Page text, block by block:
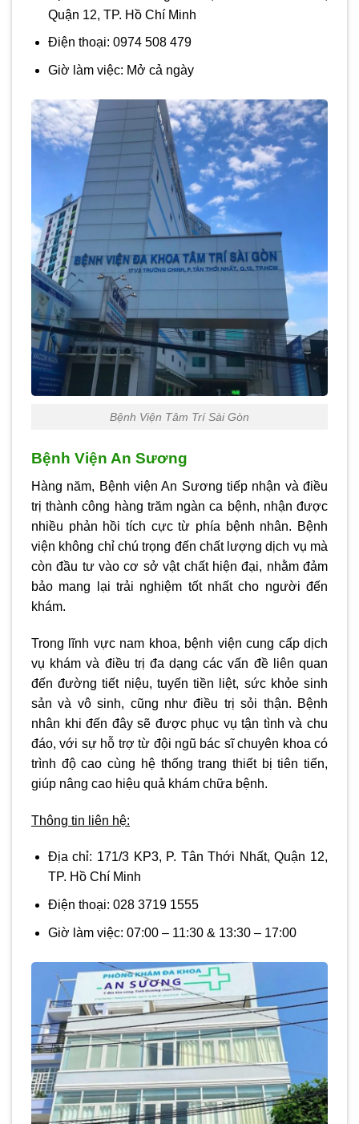
Quận 12, TP. Hồ Chí Minh
Điện thoại: 0974 508 479
Giờ làm việc: Mở cả ngày
Bệnh Viện Tâm Trí Sài Gòn
Bệnh Viện An Sương
Hàng năm, Bệnh viện An Sương tiếp nhận và điều
trị thành công hàng trăm ngàn ca bệnh, nhận được
nhiều phản hồi tích cực từ phía bệnh nhân. Bệnh
viện không chỉ chú trọng đến chất lượng dịch vụ mà
còn đầu tư vào cơ sở vật chất hiện đại, nhằm đảm
bảo mang lại trải nghiệm tốt nhất cho người đến
khám.
Trong lĩnh vực nam khoa, bệnh viện cung cấp dịch
vụ khám và điều trị đa dạng các vấn đề liên quan
đến đường tiết niệu, tuyến tiền liệt, sức khỏe sinh
sản và vô sinh, cũng như điều trị sỏi thận. Bệnh
nhân khi đến đây sẽ được phục vụ tận tình và chu
đáo, với sự hỗ trợ từ đội ngũ bác sĩ chuyên khoa có
trình độ cao cùng hệ thống trang thiết bị tiên tiến,
giúp nâng cao hiệu quả khám chữa bệnh.
Thông tin liên hệ:
Địa chỉ: 171/3 KP3, P. Tân Thới Nhất, Quận 12,
TP. Hồ Chí Minh
Điện thoại: 028 3719 1555
Giờ làm việc: 07:00 – 11:30 & 13:30 – 17:00